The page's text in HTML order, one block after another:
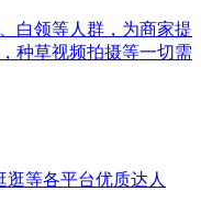
白领等人群，为商家提
种草视频拍摄等一切需
等各平台优质达人